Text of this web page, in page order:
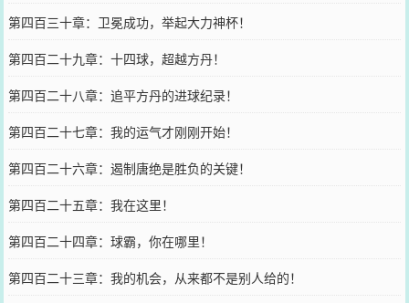
第四百三十章：卫冕成功，举起大力神杯！
第四百二十九章：十四球，超越方丹！
第四百二十八章：追平方丹的进球纪录！
第四百二十七章：我的运气才刚刚开始！
第四百二十六章：遏制唐绝是胜负的关键！
第四百二十五章：我在这里！
第四百二十四章：球霸，你在哪里！
第四百二十三章：我的机会，从来都不是别人给的！